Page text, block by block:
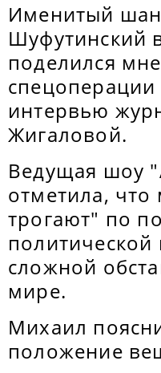
Именитый
Шуфутинский
поделился
спецоперации
интервью
Жигаловой.
Ведущая шоу
отметила, что
трогают" по
сложной
мире.
Михаил
положение